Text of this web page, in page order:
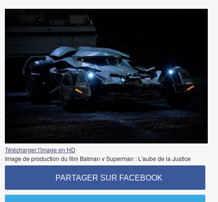
Télécharger l'image en HD
Image de production du film Batman v Superman : L'aube de la Justice
PARTAGER SUR FACEBOOK